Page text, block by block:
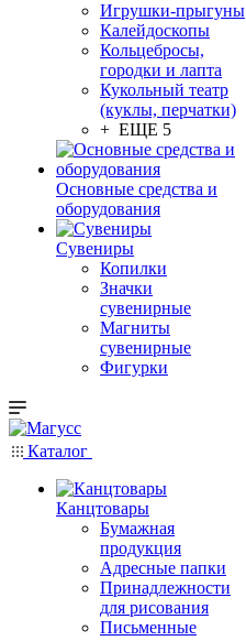
Игрушки-прыгуны
Калейдоскопы
Кольцебросы,
городки и лапта
Кукольный театр
(куклы, перчатки)
+ ЕЩЕ 5
Основные средства и
оборудования
Сувениры
Копилки
Значки
сувенирные
Магниты
сувенирные
Фигурки
Каталог
Канцтовары
Бумажная
продукция
Адресные папки
Принадлежности
для рисования
Письменные